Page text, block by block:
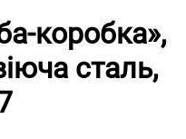
коробка»,
сталь,